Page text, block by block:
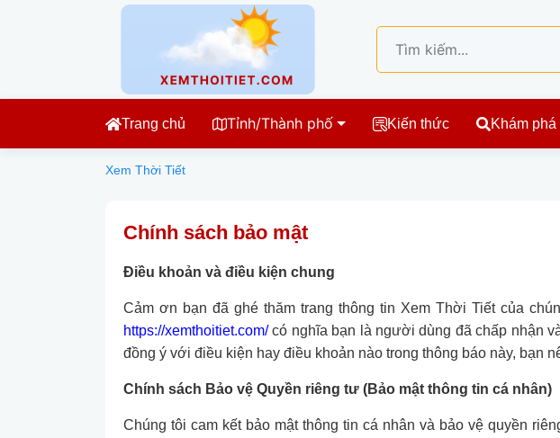
Trang chủ Tỉnh/Thành phố Kiến thức Khám phá
Xem Thời Tiết
Chính sách bảo mật
Điều khoản và điều kiện chung
Cảm ơn bạn đã ghé thăm trang thông tin Xem Thời Tiết của
https://xemthoitiet.com/có nghĩa bạn là người dùng đã chấp nhận
đồng ý với điều kiện hay điều khoản nào trong thông báo này, bạn
Chính sách Bảo vệ Quyền riêng tư (Bảo mật thông tin cá nhân)
Chúng tôi cam kết bảo mật thông tin cá nhân và bảo vệ quyền